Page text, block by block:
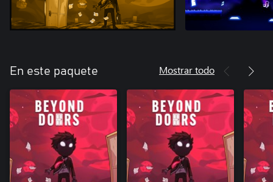
En este paquete Mostrar todo